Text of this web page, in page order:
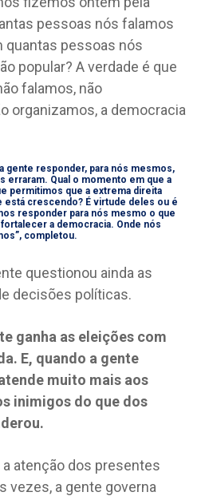
pessoas nós falamos
quantas pessoas nós
popular? A verdade é que
falamos, não
organizamos, a democracia
gente responder, para nós mesmos,
erraram. Qual o momento em que a
permitimos que a extrema direita
crescendo? É virtude deles ou é
responder para nós mesmo o que
a democracia. Onde nós
completou.
questionou ainda as
decisões políticas.
ganha as eleições com
E, quando a gente
muito mais aos
inimigos do que dos
atenção dos presentes
vezes, a gente governa